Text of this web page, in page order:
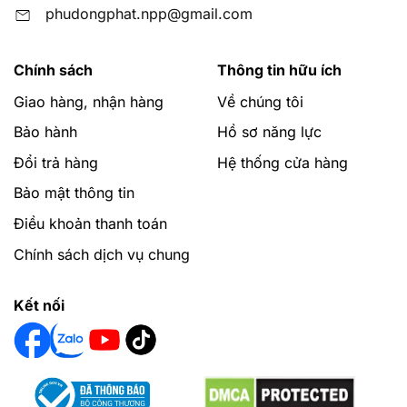
phudongphat.npp@gmail.com
Chính sách
Giao hàng, nhận hàng
Bảo hành
Đổi trả hàng
Bảo mật thông tin
Điều khoản thanh toán
Chính sách dịch vụ chung
Thông tin hữu ích
Về chúng tôi
Hồ sơ năng lực
Hệ thống cửa hàng
Kết nối